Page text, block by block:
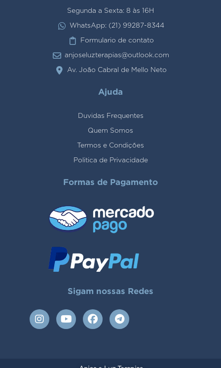
Segunda a Sexta: 8 às 16H
WhatsApp: (21) 99287-8344
Formulario de contato
anjoseluzterapias@outlook.com
Av. João Cabral de Mello Neto
Ajuda
Duvidas Frequentes
Quem Somos
Termos e Condições
Politica de Privacidade
Formas de Pagamento
Sigam nossas Redes
I
n
Y
o
F
a
T
e
r